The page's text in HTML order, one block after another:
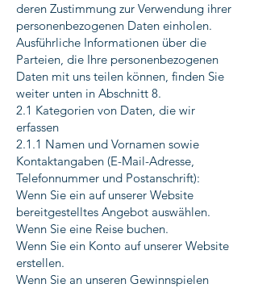
deren Zustimmung zur Verwendung ihrer
personenbezogenen Daten einholen.
Ausführliche Informationen über die
Parteien, die Ihre personenbezogenen
Daten mit uns teilen können, finden Sie
weiter unten in Abschnitt 8.
2.1 Kategorien von Daten, die wir
erfassen
2.1.1 Namen und Vornamen sowie
Kontaktangaben (E-Mail-Adresse,
Telefonnummer und Postanschrift):
Wenn Sie ein auf unserer Website
bereitgestelltes Angebot auswählen.
Wenn Sie eine Reise buchen.
Wenn Sie ein Konto auf unserer Website
erstellen.
Wenn Sie an unseren Gewinnspielen